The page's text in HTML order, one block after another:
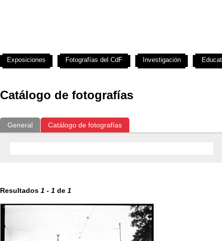
Catálogo de fotografías
General Catálogo de fotografías
Resultados 1 - 1 de 1
Exposiciones Fotografías del CdF Investigación